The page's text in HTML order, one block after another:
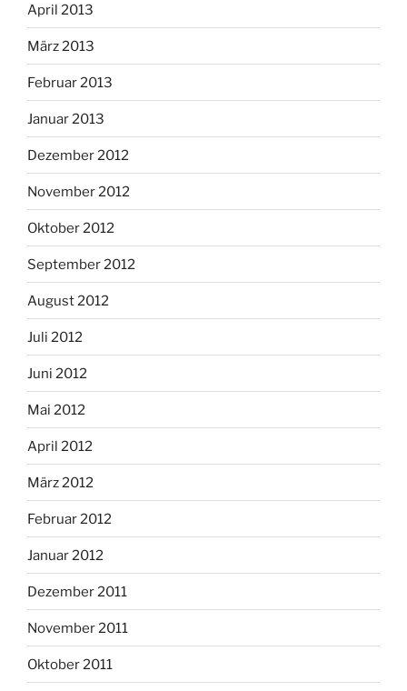
April 2013
März 2013
Februar 2013
Januar 2013
Dezember 2012
November 2012
Oktober 2012
September 2012
August 2012
Juli 2012
Juni 2012
Mai 2012
April 2012
März 2012
Februar 2012
Januar 2012
Dezember 2011
November 2011
Oktober 2011